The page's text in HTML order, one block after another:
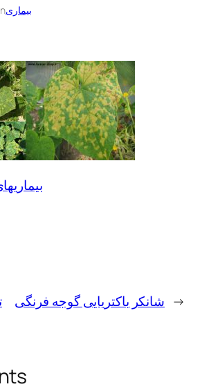
بیماری
شانکر باکتریایی گوجه فرنگی →